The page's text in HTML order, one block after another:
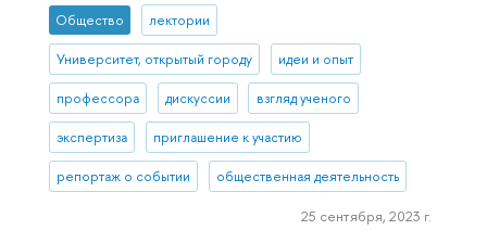
Общество лектории
Университет, открытый городу идеи и опыт
профессора дискуссии взгляд ученого
экспертиза приглашение к участию
репортаж о событии общественная деятельность
25 сентября, 2023 г.